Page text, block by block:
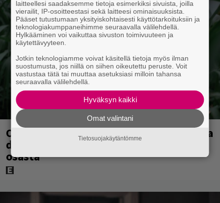
Ohjaaja lähti kalppimaan 870 miljoonaa
dollaria tuottaneen elokuvan jatko-
osasta
laitteellesi saadaksemme tietoja esimerkiksi sivuista, joilla
vierailit, IP-osoitteestasi sekä laitteesi ominaisuuksista.
Pääset tutustumaan yksityiskohtaisesti käyttötarkoituksiin ja
teknologiakumppaneihimme seuraavalla välilehdellä.
Hylkääminen voi vaikuttaa sivuston toimivuuteen ja
käytettävyyteen.
Jotkin teknologiamme voivat käsitellä tietoja myös ilman
suostumusta, jos niillä on siihen oikeutettu peruste. Voit
vastustaa tätä tai muuttaa asetuksiasi milloin tahansa
seuraavalla välilehdellä.
Hyväksyn kaikki
Omat valintani
Tietosuojakäytäntömme